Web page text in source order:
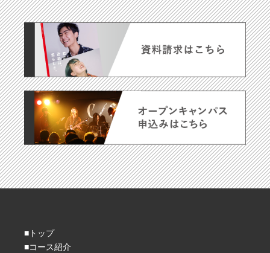
■トップ
■コース紹介